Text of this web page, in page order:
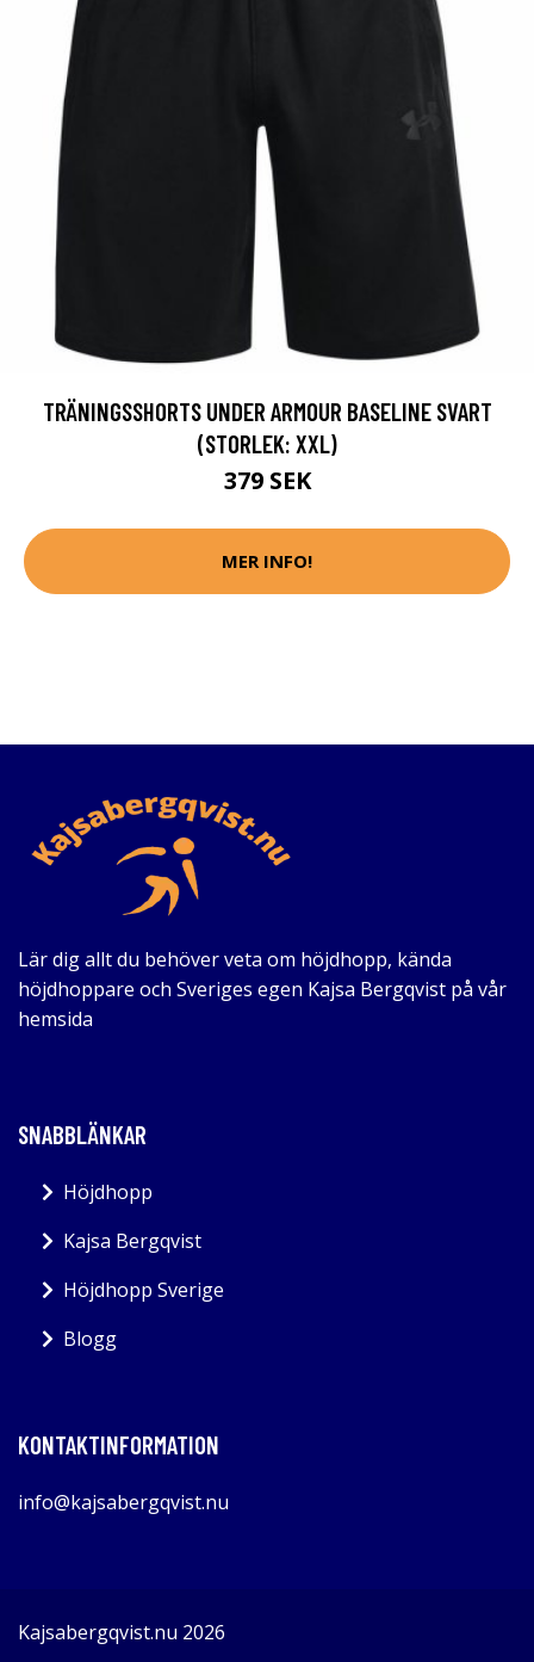
TRÄNINGSSHORTS UNDER ARMOUR BASELINE SVART
(STORLEK: XXL)
379 SEK
MER INFO!
Lär dig allt du behöver veta om höjdhopp, kända
höjdhoppare och Sveriges egen Kajsa Bergqvist på vår
hemsida
SNABBLÄNKAR
Höjdhopp
Kajsa Bergqvist
Höjdhopp Sverige
Blogg
KONTAKTINFORMATION
info@kajsabergqvist.nu
Kajsabergqvist.nu 2026